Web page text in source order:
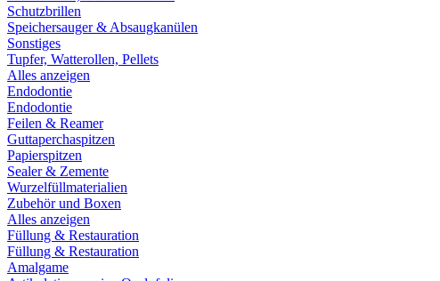
Schutzbrillen
Speichersauger & Absaugkanülen
Sonstiges
Tupfer, Watterollen, Pellets
Alles anzeigen
Endodontie
Endodontie
Feilen & Reamer
Guttaperchaspitzen
Papierspitzen
Sealer & Zemente
Wurzelfüllmaterialien
Zubehör und Boxen
Alles anzeigen
Füllung & Restauration
Füllung & Restauration
Amalgame